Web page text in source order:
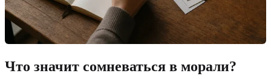
Что значит сомневаться в морали?